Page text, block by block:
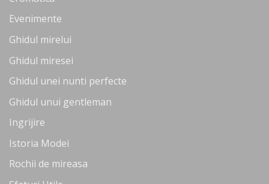
Evenimente
Ghidul mirelui
Ghidul miresei
Ghidul unei nunti perfecte
Ghidul unui gentleman
Ingrijire
Istoria Modei
Rochii de mireasa